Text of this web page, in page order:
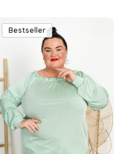
Bestseller